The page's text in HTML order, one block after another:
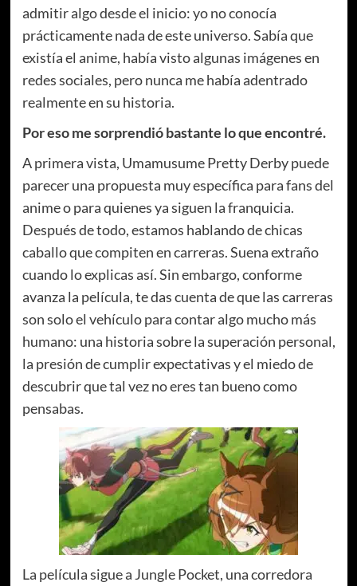
admitir algo desde el inicio: yo no conocía
prácticamente nada de este universo. Sabía que
existía el anime, había visto algunas imágenes en
redes sociales, pero nunca me había adentrado
realmente en su historia.
Por eso me sorprendió bastante lo que encontré.
A primera vista, Umamusume Pretty Derby puede
parecer una propuesta muy específica para fans del
anime o para quienes ya siguen la franquicia.
Después de todo, estamos hablando de chicas
caballo que compiten en carreras. Suena extraño
cuando lo explicas así. Sin embargo, conforme
avanza la película, te das cuenta de que las carreras
son solo el vehículo para contar algo mucho más
humano: una historia sobre la superación personal,
la presión de cumplir expectativas y el miedo de
descubrir que tal vez no eres tan bueno como
pensabas.
La película sigue a Jungle Pocket, una corredora